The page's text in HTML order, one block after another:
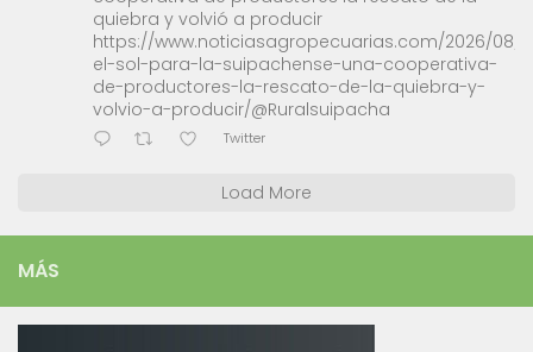
quiebra y volvió a producir
https://www.noticiasagropecuarias.com/2026/08/
el-sol-para-la-suipachense-una-cooperativa-
de-productores-la-rescato-de-la-quiebra-y-
volvio-a-producir/@Ruralsuipacha
Twitter
Load More
MÁS